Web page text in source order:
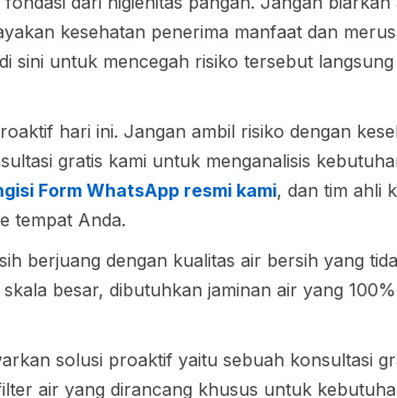
kesehatan penerima manfaat dan
sini untuk mencegah risiko tersebut langsung
hari ini. Jangan ambil risiko dengan
gratis kami untuk menganalisis
Form WhatsApp resmi kami, dan tim ahli
tempat Anda.
berjuang dengan kualitas air bersih yang
besar, dibutuhkan jaminan air yang
solusi proaktif yaitu sebuah konsultasi
air yang dirancang khusus untuk